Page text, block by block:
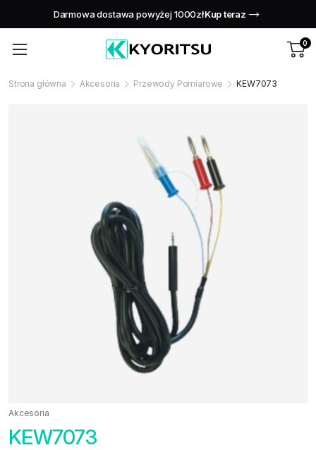
Świętuj naszą rocznicę dzięki ekskluzywnym ofertom!
0
Strona główna Akcesoria Przewody Pomiarowe KEW7073
Akcesoria
KEW7073